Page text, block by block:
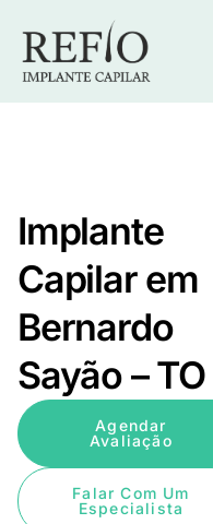
Implante
Capilar em
Bernardo
Sayão – TO
Agendar
Avaliação
Falar Com Um
Especialista